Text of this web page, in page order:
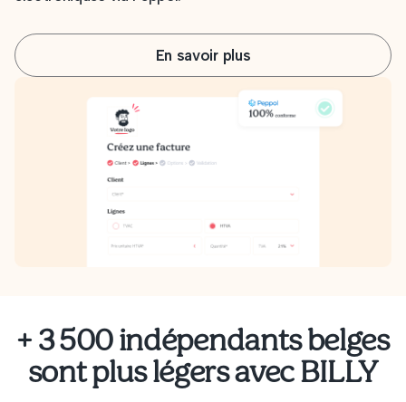
En savoir plus
+ 3 500 indépendants belges
sont plus légers avec BILLY